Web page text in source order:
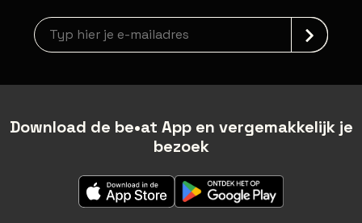
Nieuwsbrief aanmelding
Download de be•at App en vergemakkelijk je
bezoek